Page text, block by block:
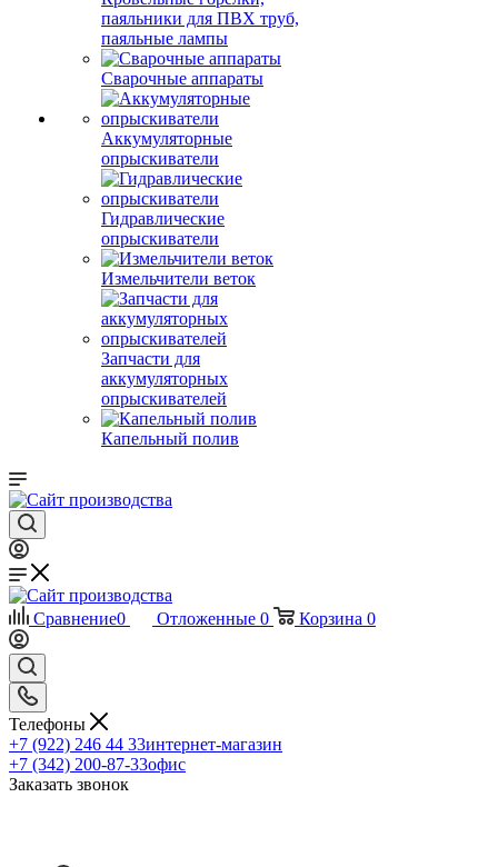
паяльники для ПВХ труб,
паяльные лампы
Сварочные аппараты
Аккумуляторные
опрыскиватели
Гидравлические
опрыскиватели
Измельчители веток
Запчасти для
аккумуляторных
опрыскивателей
Капельный полив
Сравнение0 Отложенные 0 Корзина 0
Телефоны
+7 (922) 246 44 33интернет-магазин
+7 (342) 200-87-33офис
Заказать звонок